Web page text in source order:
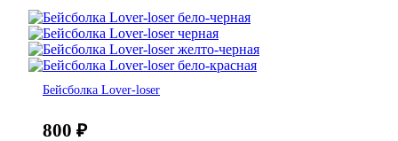
Бейсболка Lover-loser
800 ₽